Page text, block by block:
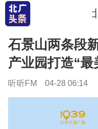
石景山两条段
产业园打造“最
听听FM 04-28 06:14